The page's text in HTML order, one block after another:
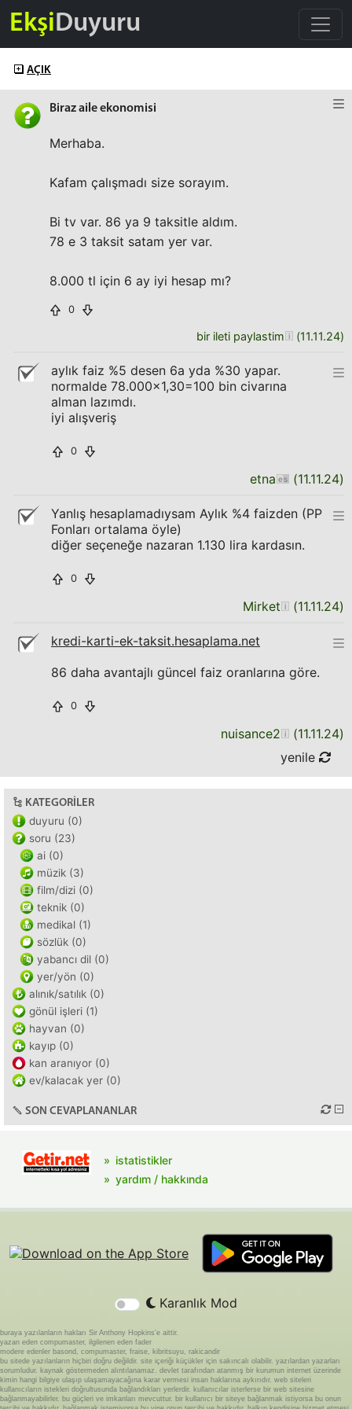
EkşiDuyuru
AÇIK
Biraz aile ekonomisi
Merhaba.
Kafam çalışmadı size sorayım.
Bi tv var. 86 ya 9 taksitle aldım.
78 e 3 taksit satam yer var.
8.000 tl için 6 ay iyi hesap mı?
0
bir ileti paylastim (11.11.24)
aylık faiz %5 desen 6a yda %30 yapar.
normalde 78.000x1,30=100 bin civarına
alman lazımdı.
iyi alışveriş
0
etna (11.11.24)
Yanlış hesaplamadıysam Aylık %4 faizden (PP
Fonları ortalama öyle)
diğer seçeneğe nazaran 1.130 lira kardasın.
0
Mirket (11.11.24)
kredi-karti-ek-taksit.hesaplama.net
86 daha avantajlı güncel faiz oranlarına göre.
0
nuisance2 (11.11.24)
yenile
KATEGORILER
duyuru (0)
soru (23)
ai (0)
müzik (3)
film/dizi (0)
teknik (0)
medikal (1)
sözlük (0)
yabancı dil (0)
yer/yön (0)
alınık/satılık (0)
gönül işleri (1)
hayvan (0)
kayıp (0)
kan aranıyor (0)
ev/kalacak yer (0)
SON CEVAPLANANLAR
istatistikler
yardım / hakkında
Karanlık Mod
buraya yazılanların hakları Sir Anthony Hopkins'e aittir.
yazan eden compumaster, ilgilenen eden fader
modere edenler basond, compumaster, fraise, kibritsuyu, rakicandir
bu sitede yazılanların hiçbiri doğru değildir. site içeriği küçükler için sakıncalı olabilir. yazılardan yazarları
sorumludur. kaynak göstermeden alıntılanamaz. devlet tarafından atanmış bir kurumun internet üzerinde
kimin hangi bilgiye ulaşıp ulaşamayacağına karar vermesi insan haklarına aykırıdır. web siteleri
kullanıcıların istekleri doğrultusunda bağlandıkları yerlerdir. kullanıcılar isterlerse bir web sitesine
bağlanmayabilirler. bu güçleri ve imkanları mevcuttur. bir kullanıcı bir siteye bağlanmak istiyorsa bu onun